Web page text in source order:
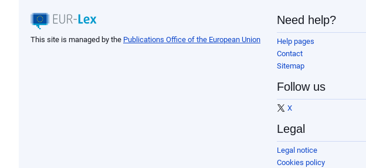
This site is managed by the Publications Office of the European Union
Need help?
Help pages
Contact
Sitemap
Follow us
X
Legal
Legal notice
Cookies policy